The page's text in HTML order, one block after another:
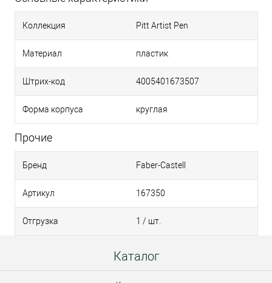
Коллекция Pitt Artist Pen
Материал пластик
Штрих-код 4005401673507
Форма корпуса круглая
Прочие
Бренд Faber-Castell
Артикул 167350
Отгрузка 1 / шт.
Каталог